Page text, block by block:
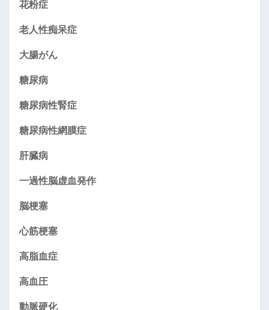
花粉症
老人性痴呆症
大腸がん
糖尿病
糖尿病性腎症
糖尿病性網膜症
肝臓病
一過性脳虚血発作
脳梗塞
心筋梗塞
高脂血症
高血圧
動脈硬化